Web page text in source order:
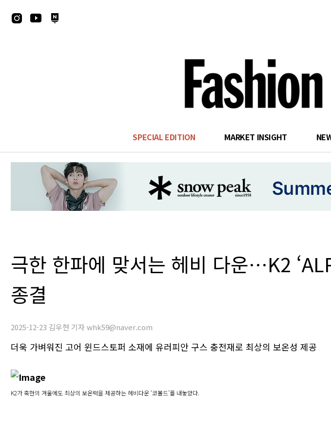
SPECIAL EDITION MARKET INSIGHT
극한 한파에 맞서는 헤비 다운…K2
종결
2025-12-23 김우현 기자 whk59@naver.com
더욱 가벼워진 고어 윈드스토퍼 소재에 유러피안 구스 충전재로 최상의 보온성 제공
K2가 혹한의 겨울에도 최상의 보온력을 제공하는 헤비다운 ‘코볼드’를 내놓았다.